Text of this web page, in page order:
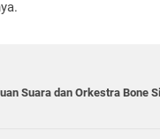
Suara dan Orkestra Bone